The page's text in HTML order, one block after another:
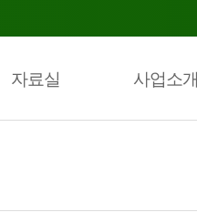
자료실 사업소개